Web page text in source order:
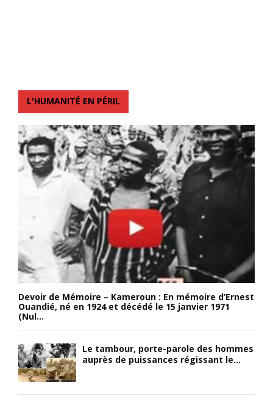
L'HUMANITÉ EN PÉRIL
Devoir de Mémoire – Kameroun : En mémoire d’Ernest
Ouandié, né en 1924 et décédé le 15 janvier 1971
(Nul...
Le tambour, porte-parole des hommes
auprès de puissances régissant le...